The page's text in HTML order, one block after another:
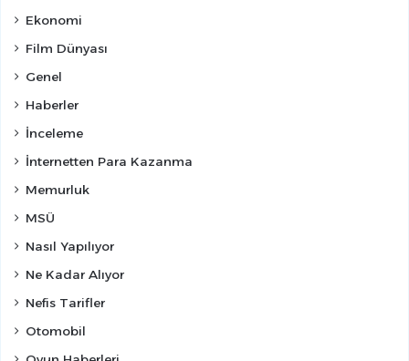
Ekonomi
Film Dünyası
Genel
Haberler
İnceleme
İnternetten Para Kazanma
Memurluk
MSÜ
Nasıl Yapılıyor
Ne Kadar Alıyor
Nefis Tarifler
Otomobil